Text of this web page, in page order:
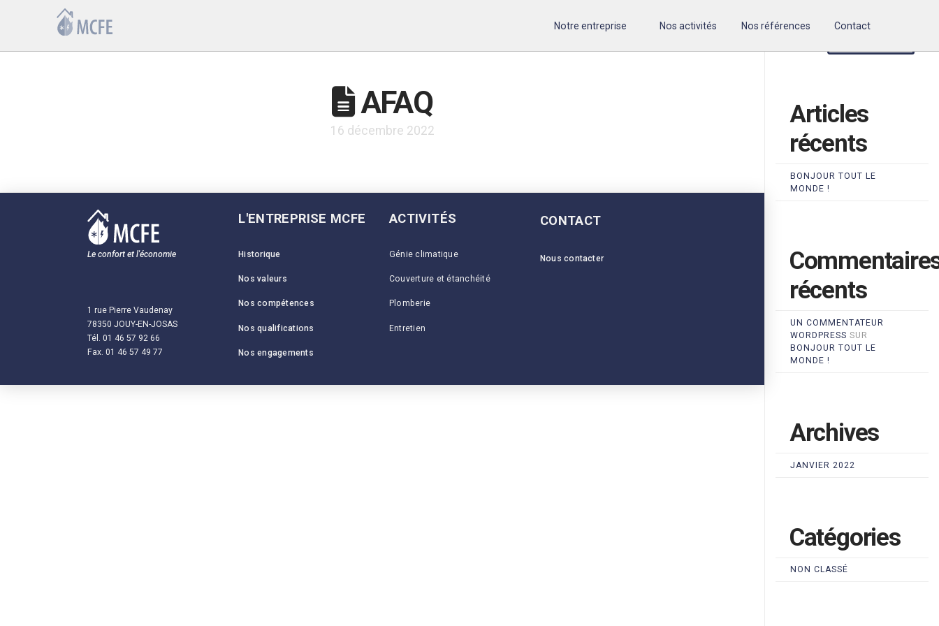
Notre entreprise Nos activités Nos références Contact
AFAQ
16 décembre 2022
Articles
récents
BONJOUR TOUT LE
MONDE !
récents
UN COMMENTATEUR
WORDPRESS SUR
BONJOUR TOUT LE
MONDE !
Archives
JANVIER 2022
Catégories
NON CLASSÉ
Le confort et l'économie
1 rue Pierre Vaudenay
78350 JOUY-EN-JOSAS
Tél. 01 46 57 92 66
Fax. 01 46 57 49 77
L'ENTREPRISE MCFE
Historique
Nos valeurs
Nos compétences
Nos qualifications
Nos engagements
ACTIVITÉS
Génie climatique
Couverture et étanchéité
Plomberie
Entretien
CONTACT
Nous contacter